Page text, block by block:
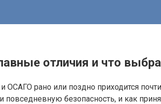
отличия и что
рано или поздно приходится
повседневную безопасность, и как